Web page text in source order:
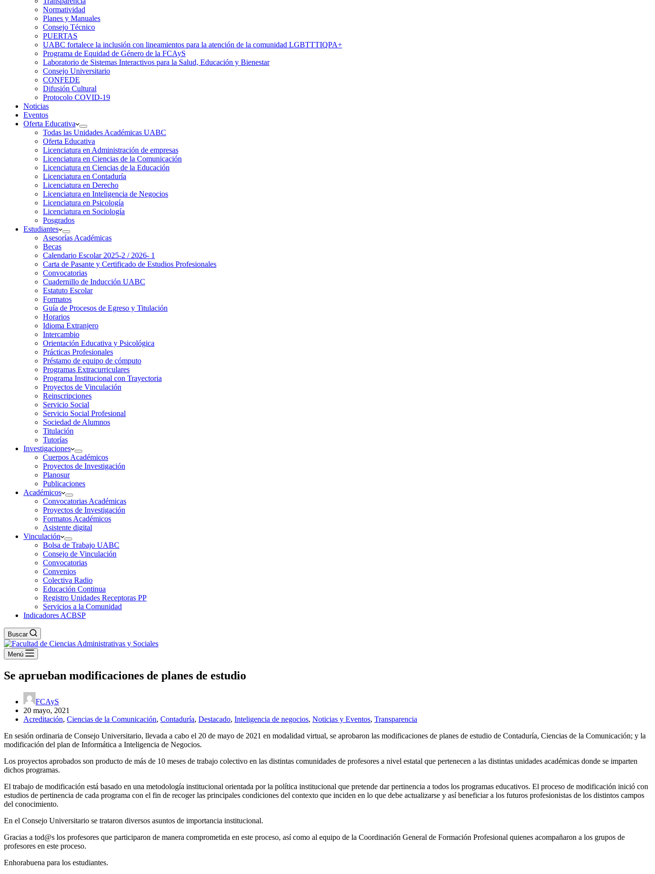
Normatividad
Planes y Manuales
Consejo Técnico
PUERTAS
UABC fortalece la inclusión con lineamientos para la atención de la comunidad LGBTTTIQPA+
Programa de Equidad de Género de la FCAyS
Laboratorio de Sistemas Interactivos para la Salud, Educación y Bienestar
Consejo Universitario
CONFEDE
Difusión Cultural
Protocolo COVID-19
Noticias
Eventos
Oferta Educativa
Todas las Unidades Académicas UABC
Oferta Educativa
Licenciatura en Administración de empresas
Licenciatura en Ciencias de la Comunicación
Licenciatura en Ciencias de la Educación
Licenciatura en Contaduría
Licenciatura en Derecho
Licenciatura en Inteligencia de Negocios
Licenciatura en Psicología
Licenciatura en Sociología
Posgrados
Estudiantes
Asesorías Académicas
Becas
Calendario Escolar 2025-2 / 2026- 1
Carta de Pasante y Certificado de Estudios Profesionales
Convocatorias
Cuadernillo de Inducción UABC
Estatuto Escolar
Formatos
Guía de Procesos de Egreso y Titulación
Horarios
Idioma Extranjero
Intercambio
Orientación Educativa y Psicológica
Prácticas Profesionales
Préstamo de equipo de cómputo
Programas Extracurriculares
Programa Institucional con Trayectoria
Proyectos de Vinculación
Reinscripciones
Servicio Social
Servicio Social Profesional
Sociedad de Alumnos
Titulación
Tutorías
Investigaciones
Cuerpos Académicos
Proyectos de Investigación
Planosur
Publicaciones
Académicos
Convocatorias Académicas
Proyectos de Investigación
Formatos Académicos
Asistente digital
Vinculación
Bolsa de Trabajo UABC
Consejo de Vinculación
Convocatorias
Convenios
Colectiva Radio
Educación Continua
Registro Unidades Receptoras PP
Servicios a la Comunidad
Indicadores ACBSP
Buscar
Menú
Se aprueban modificaciones de planes de estudio
FCAyS
20 mayo, 2021
Acreditación, Ciencias de la Comunicación, Contaduría, Destacado, Inteligencia de negocios, Noticias y Eventos, Transparencia
En sesión ordinaria de Consejo Universitario, llevada a cabo el 20 de mayo de 2021 en modalidad virtual, se aprobaron las modificaciones de planes de estudio de Contaduría, Ciencias de la Comunicación; y la
modificación del plan de Informática a Inteligencia de Negocios.
Los proyectos aprobados son producto de más de 10 meses de trabajo colectivo en las distintas comunidades de profesores a nivel estatal que pertenecen a las distintas unidades académicas donde se imparten
dichos programas.
El trabajo de modificación está basado en una metodología institucional orientada por la política institucional que pretende dar pertinencia a todos los programas educativos. El proceso de modificación inició con
estudios de pertinencia de cada programa con el fin de recoger las principales condiciones del contexto que inciden en lo que debe actualizarse y así beneficiar a los futuros profesionistas de los distintos campos
del conocimiento.
En el Consejo Universitario se trataron diversos asuntos de importancia institucional.
Gracias a tod@s los profesores que participaron de manera comprometida en este proceso, así como al equipo de la Coordinación General de Formación Profesional quienes acompañaron a los grupos de
profesores en este proceso.
Enhorabuena para los estudiantes.